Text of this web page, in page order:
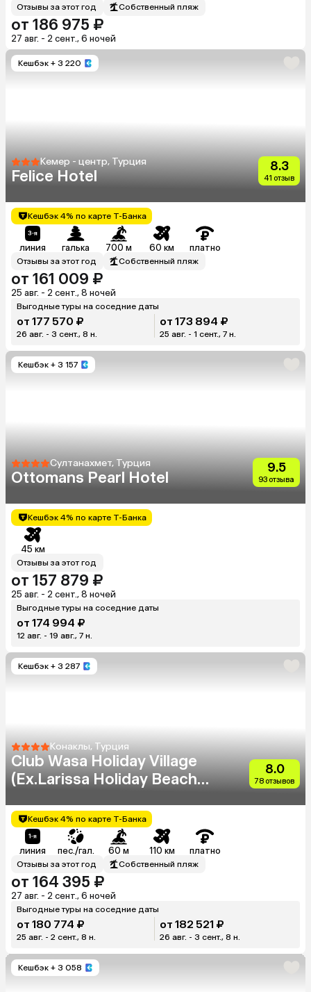
Отзывы за этот год Собственный пляж
от 186 975 ₽
27 авг. - 2 сент., 6 ночей
Кешбэк + 3 220
Кемер - центр, Турция
Felice Hotel
8.3
41 отзыв
Кешбэк 4% по карте Т-Банка
линия галька 700 м 60 км платно
Отзывы за этот год Собственный пляж
от 161 009 ₽
25 авг. - 2 сент., 8 ночей
Выгодные туры на соседние даты
от 177 570 ₽
26 авг. - 3 сент., 8 н.
от 173 894 ₽
25 авг. - 1 сент., 7 н.
Кешбэк + 3 157
Султанахмет, Турция
Ottomans Pearl Hotel
9.5
93 отзыва
Кешбэк 4% по карте Т-Банка
45 км
Отзывы за этот год
от 157 879 ₽
25 авг. - 2 сент., 8 ночей
Выгодные туры на соседние даты
от 174 994 ₽
12 авг. - 19 авг., 7 н.
Кешбэк + 3 287
Конаклы, Турция
Club Wasa Holiday Village
(Ex.Larissa Holiday Beach
8.0
78 отзывов
Кешбэк 4% по карте Т-Банка
линия пес./гал. 60 м 110 км платно
Отзывы за этот год Собственный пляж
от 164 395 ₽
27 авг. - 2 сент., 6 ночей
Выгодные туры на соседние даты
от 180 774 ₽
25 авг. - 2 сент., 8 н.
от 182 521 ₽
26 авг. - 3 сент., 8 н.
Кешбэк + 3 058